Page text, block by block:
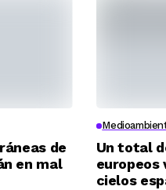
de
en mal
Un total
europeos
cielos